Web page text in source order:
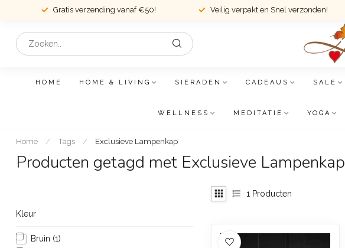
Gratis verzending vanaf €50! Veilig verpakt en Snel verzonden!
HOME HOME & LIVING SIERADEN CADEAUS SALE
WELLNESS MEDITATIE YOGA
Home / Tags / Exclusieve Lampenkap
Producten getagd met Exclusieve Lampenkap
Kleur
Bruin (1)
1 Producten